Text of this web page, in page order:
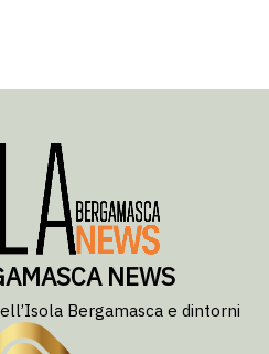
NEWS
Bergamasca e dintorni